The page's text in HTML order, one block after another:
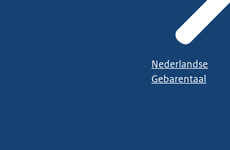
Nederlandse
Gebarentaal